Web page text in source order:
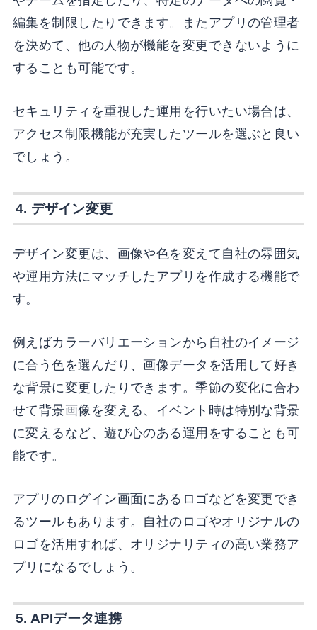
編集を制限したりできます。またアプリの管理者
を決めて、他の人物が機能を変更できないように
することも可能です。
セキュリティを重視した運用を行いたい場合は、
アクセス制限機能が充実したツールを選ぶと良い
でしょう。
4. デザイン変更
デザイン変更は、画像や色を変えて自社の雰囲気
や運用方法にマッチしたアプリを作成する機能で
す。
例えばカラーバリエーションから自社のイメージ
に合う色を選んだり、画像データを活用して好き
な背景に変更したりできます。季節の変化に合わ
せて背景画像を変える、イベント時は特別な背景
に変えるなど、遊び心のある運用をすることも可
能です。
アプリのログイン画面にあるロゴなどを変更でき
るツールもあります。自社のロゴやオリジナルの
ロゴを活用すれば、オリジナリティの高い業務ア
プリになるでしょう。
5. APIデータ連携